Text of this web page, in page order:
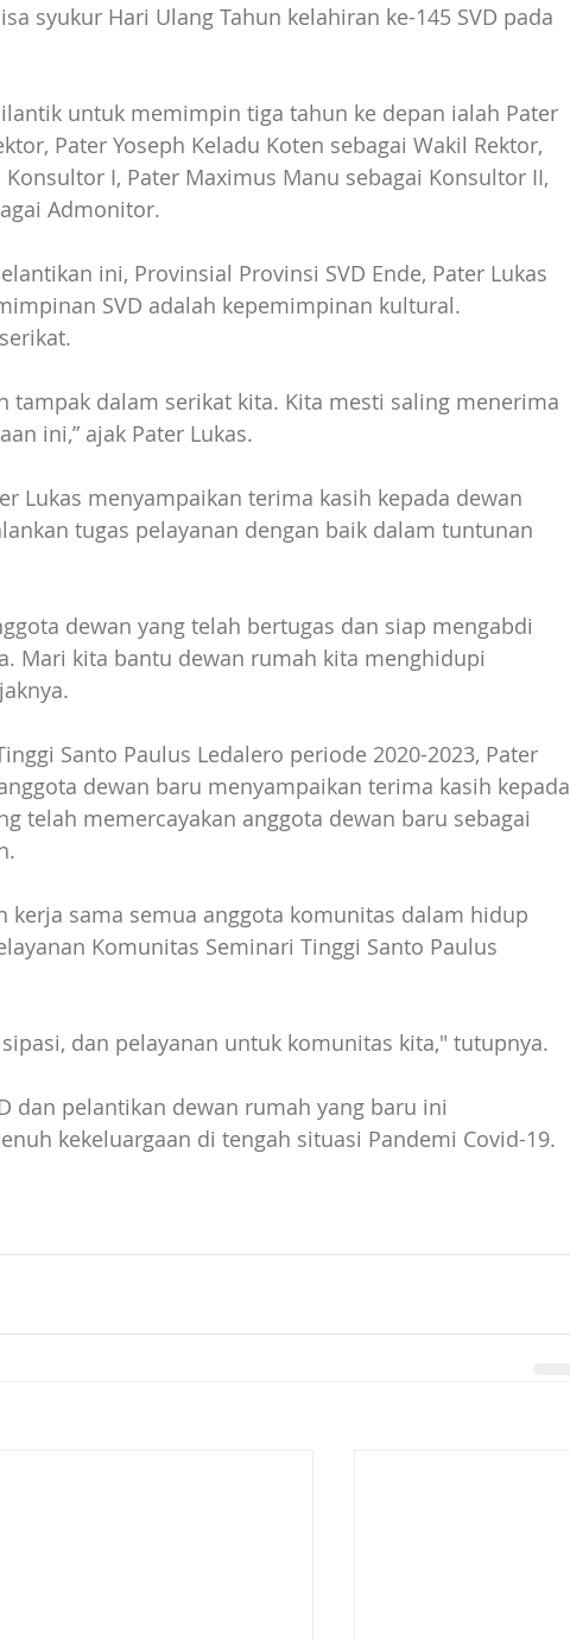
syukur Hari Ulang Tahun kelahiran ke-145 SVD pada
untuk memimpin tiga tahun ke depan ialah Pater
Pater Yoseph Keladu Koten sebagai Wakil Rektor,
I, Pater Maximus Manu sebagai Konsultor II,
Admonitor.
ini, Provinsial Provinsi SVD Ende, Pater Lukas
SVD adalah kepemimpinan kultural.
tampak dalam serikat kita. Kita mesti saling menerima
ini,” ajak Pater Lukas.
Lukas menyampaikan terima kasih kepada dewan
tugas pelayanan dengan baik dalam tuntunan
dewan yang telah bertugas dan siap mengabdi
Mari kita bantu dewan rumah kita menghidupi
Santo Paulus Ledalero periode 2020-2023, Pater
dewan baru menyampaikan terima kasih kepada
telah memercayakan anggota dewan baru sebagai
kerja sama semua anggota komunitas dalam hidup
Komunitas Seminari Tinggi Santo Paulus
dan pelayanan untuk komunitas kita," tutupnya.
dan pelantikan dewan rumah yang baru ini
kekeluargaan di tengah situasi Pandemi Covid-19.